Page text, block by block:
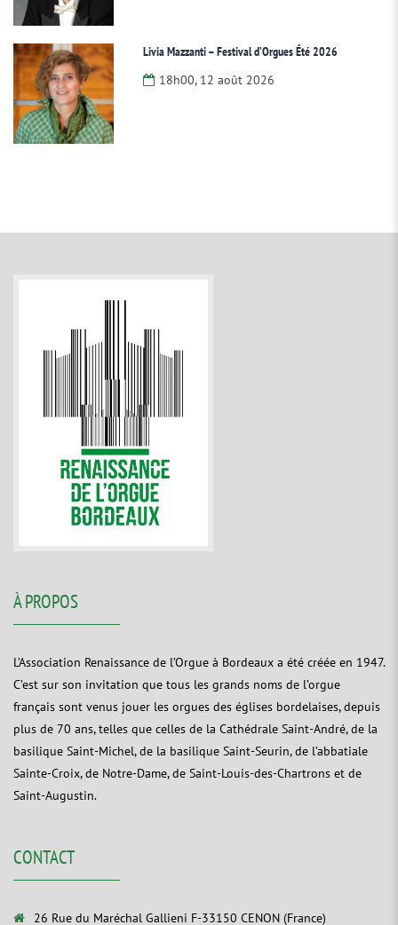
Livia Mazzanti – Festival d’Orgues Été 2026
18h00, 12 août 2026
À PROPOS
L’Association Renaissance de l’Orgue à Bordeaux a été créée en 1947.
C’est sur son invitation que tous les grands noms de l’orgue
français sont venus jouer les orgues des églises bordelaises, depuis
plus de 70 ans, telles que celles de la Cathédrale Saint-André, de la
basilique Saint-Michel, de la basilique Saint-Seurin, de l’abbatiale
Sainte-Croix, de Notre-Dame, de Saint-Louis-des-Chartrons et de
Saint-Augustin.
CONTACT
26 Rue du Maréchal Gallieni F-33150 CENON (France)